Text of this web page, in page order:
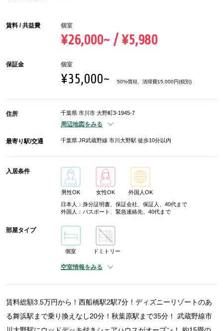
賃料 / 共益費 個室
¥26,000~ / ¥5,980
保証金 個室
¥35,000~ 50%償却、清掃費15,000円(税別)
住所 千葉県 市川市 大野町3-1945-7
周辺地図をみる
最寄り駅/交通 千葉県 JR武蔵野線 市川大野駅 徒歩10分以内
入居条件
男性OK 女性OK
外国人OK
日本人：身分証明書、保証会社、保証人、40代まで
外国人：パスポート、緊急連絡先、40代まで
部屋タイプ
個室 ドミトリー
空室情報をみる
賃料総額3.5万円から！西船橋駅2駅7分！ディズニーリゾートのあ
る舞浜駅まで乗り換えなし20分！秋葉原駅まで35分！ 武蔵野線市